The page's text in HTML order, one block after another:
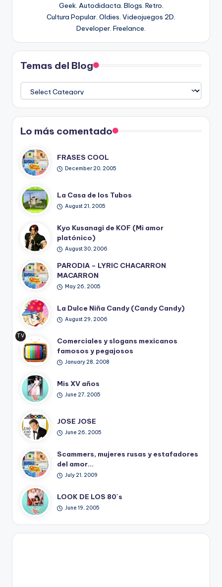
Geek. Autodidacta. Blogs. Retro.
Cultura Popular. Oldies. Videojuegos 2D.
Developer. Freelance.
Temas del Blog
Temas
del
Blog
Lo más comentado
FRASES COOL
December 20, 2005
La Casa de los Tubos
August 21, 2005
Kyo Kusanagi de KOF (Mi amor
platónico)
August 30, 2006
PARODIA – LYRIC CHACARRON
MACARRON
May 26, 2005
La Dulce Niña Candy (Candy Candy)
August 29, 2006
TV
Ret
ro
Comerciales y slogans mexicanos
famosos y pegajosos
January 28, 2008
Mis XV años
June 27, 2005
JOSE JOSE
June 26, 2005
Scammers, mujeres rusas y estafadores
del amor…
July 21, 2009
LOOK DE LOS 80´s
June 19, 2005